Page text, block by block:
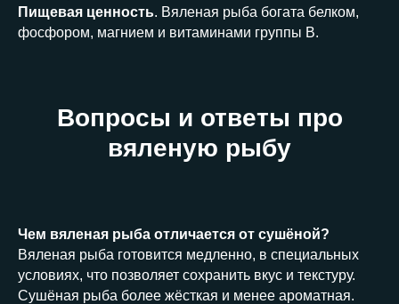
Пищевая ценность. Вяленая рыба богата белком,
фосфором, магнием и витаминами группы B.
Вопросы и ответы про
вяленую рыбу
Чем вяленая рыба отличается от сушёной?
Вяленая рыба готовится медленно, в специальных
условиях, что позволяет сохранить вкус и текстуру.
Сушёная рыба более жёсткая и менее ароматная.